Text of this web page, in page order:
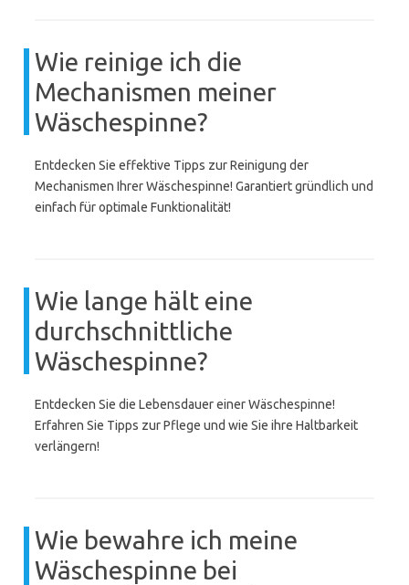
Wie reinige ich die
Mechanismen meiner
Wäschespinne?
Entdecken Sie effektive Tipps zur Reinigung der
Mechanismen Ihrer Wäschespinne! Garantiert gründlich und
einfach für optimale Funktionalität!
Wie lange hält eine
durchschnittliche
Wäschespinne?
Entdecken Sie die Lebensdauer einer Wäschespinne!
Erfahren Sie Tipps zur Pflege und wie Sie ihre Haltbarkeit
verlängern!
Wie bewahre ich meine
Wäschespinne bei